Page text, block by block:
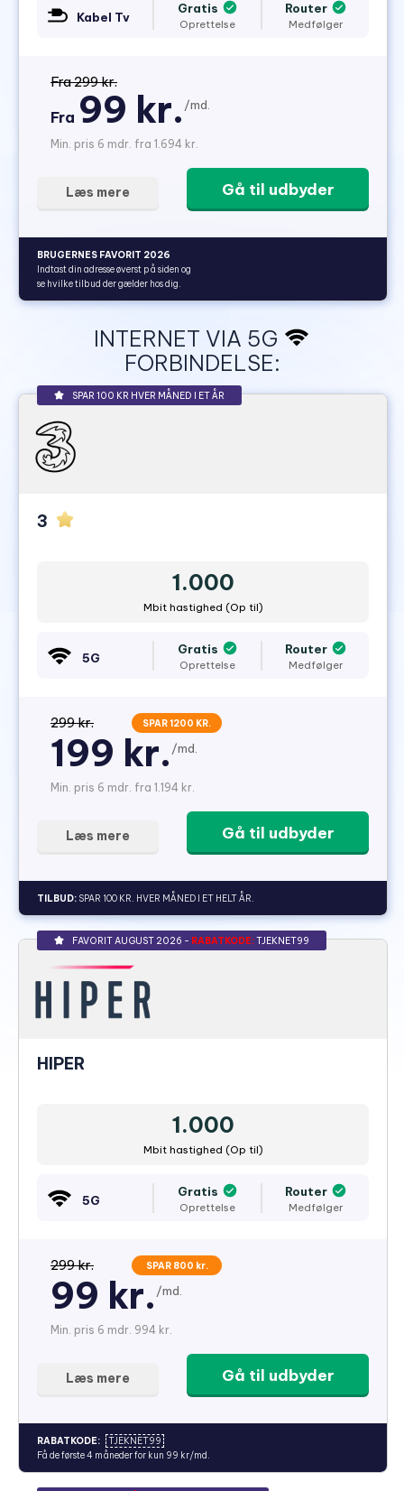
Kabel Tv
Gratis
Oprettelse
Router
Medfølger
Fra 299 kr.
Fra 99 kr. /md.
Min. pris 6 mdr. fra 1.694 kr.
Gå til udbyder
Læs mere
BRUGERNES FAVORIT 2026
Indtast din adresse øverst på siden og
se hvilke tilbud der gælder hos dig.
INTERNET VIA 5G
FORBINDELSE:
SPAR 100 KR HVER MÅNED I ET ÅR
3
1.000
Mbit hastighed (Op til)
5G
Gratis
Oprettelse
Router
Medfølger
299 kr. SPAR 1200 KR.
199 kr. /md.
Min. pris 6 mdr. fra 1.194 kr.
Gå til udbyder
Læs mere
TILBUD: SPAR 100 KR. HVER MÅNED I ET HELT ÅR.
FAVORIT AUGUST 2026 - RABATKODE:TJEKNET99
HIPER
1.000
Mbit hastighed (Op til)
5G
Gratis
Oprettelse
Router
Medfølger
299 kr. SPAR 800 kr.
99 kr. /md.
Min. pris 6 mdr. 994 kr.
Gå til udbyder
Læs mere
RABATKODE:
TJEKNET99
Få de første 4 måneder for kun 99 kr/md.